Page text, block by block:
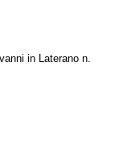
in Laterano n.